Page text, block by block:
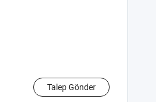
Talep Gönder